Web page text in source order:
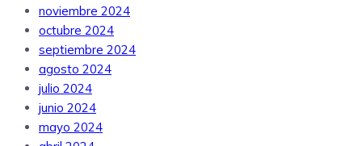
noviembre 2024
octubre 2024
septiembre 2024
agosto 2024
julio 2024
junio 2024
mayo 2024